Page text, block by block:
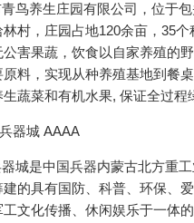
养生庄园有限公司，位于包
村，庄园占地120余亩，35个
害果蔬，饮食以自家养殖的
料，实现从种养殖基地到餐
生蔬菜和有机水果, 保证全过程
城 AAAA
是中国兵器内蒙古北方重工
的具有国防、科普、环保、
文化传播、休闲娱乐于一体